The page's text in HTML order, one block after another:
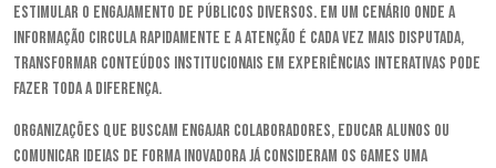
estimular o engajamento de públicos diversos. Em um cenário onde a
informação circula rapidamente e a atenção é cada vez mais disputada,
transformar conteúdos institucionais em experiências interativas pode
fazer toda a diferença.
Organizações que buscam engajar colaboradores, educar alunos ou
comunicar ideias de forma inovadora já consideram os games uma